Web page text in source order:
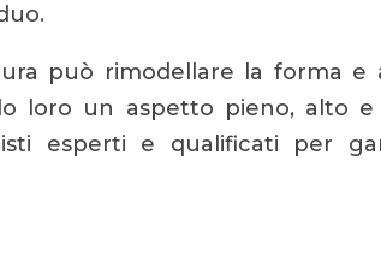
può rimodellare la forma
loro un aspetto pieno, alto e
esperti e qualificati per